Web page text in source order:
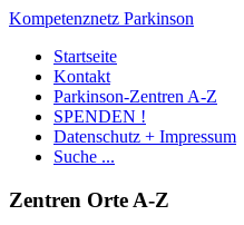
Kompetenznetz Parkinson
Startseite
Kontakt
Parkinson-Zentren A-Z
SPENDEN !
Datenschutz + Impressum
Suche ...
Zentren Orte A-Z